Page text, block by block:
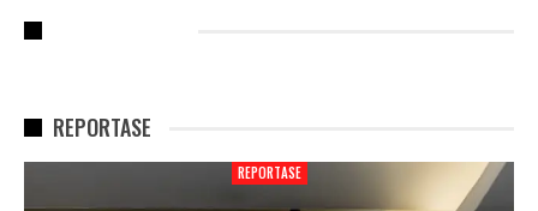
REPORTASE
REPORTASE